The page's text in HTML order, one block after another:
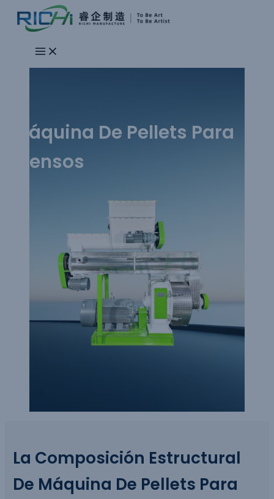
Máquina De Pellets Para
Piensos
La Composición Estructural
De Máquina De Pellets Para